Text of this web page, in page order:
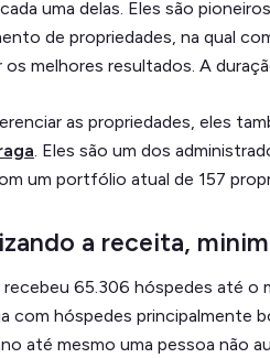
uma delas. Eles são
de propriedades, na qual
melhores resultados. A
as propriedades, eles
. Eles são um dos
um portfólio atual de 157
a receita,
recebeu 65.306 hóspedes até o
com hóspedes principalmente
até mesmo uma pessoa não